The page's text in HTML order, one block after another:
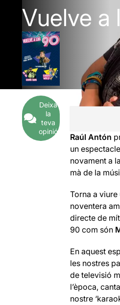
Vuelve a
Deixa
la
teva
opinió
Raúl Antón
un
novament a
mà de la
Torna a
noventera
directe de
90 com són
En aquest
les nostres
de televisió
l’època,
nostre